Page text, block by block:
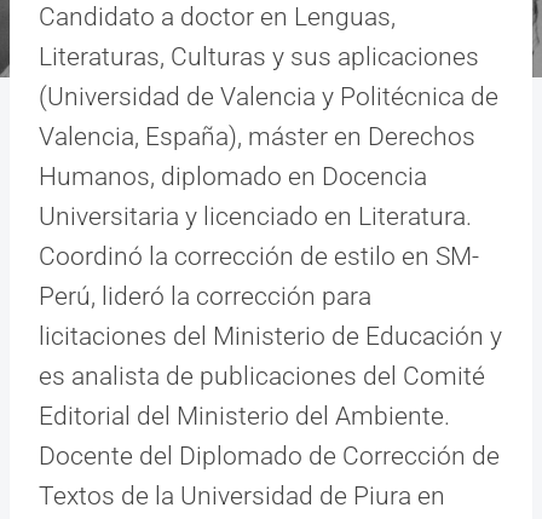
Candidato a doctor en Lenguas,
Literaturas, Culturas y sus aplicaciones
(Universidad de Valencia y Politécnica de
Valencia, España), máster en Derechos
Humanos, diplomado en Docencia
Universitaria y licenciado en Literatura.
Coordinó la corrección de estilo en SM-
Perú, lideró la corrección para
licitaciones del Ministerio de Educación y
es analista de publicaciones del Comité
Editorial del Ministerio del Ambiente.
Docente del Diplomado de Corrección de
Textos de la Universidad de Piura en